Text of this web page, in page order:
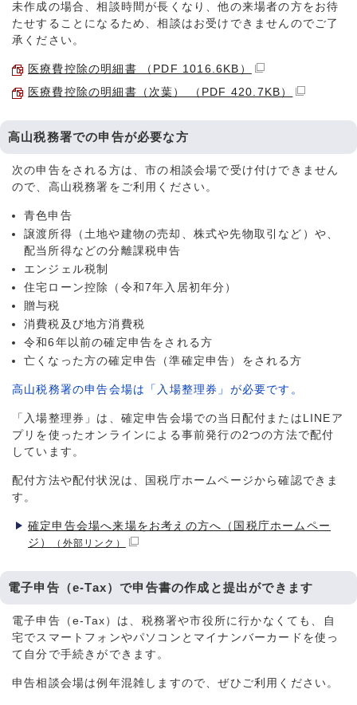
未作成の場合、相談時間が長くなり、他の来場者の方をお待
たせすることになるため、相談はお受けできませんのでご了
承ください。
医療費控除の明細書 （PDF 1016.6KB）
医療費控除の明細書（次葉） （PDF 420.7KB）
高山税務署での申告が必要な方
次の申告をされる方は、市の相談会場で受け付けできません
ので、高山税務署をご利用ください。
青色申告
譲渡所得（土地や建物の売却、株式や先物取引など）や、
配当所得などの分離課税申告
エンジェル税制
住宅ローン控除（令和7年入居初年分）
贈与税
消費税及び地方消費税
令和6年以前の確定申告をされる方
亡くなった方の確定申告（準確定申告）をされる方
高山税務署の申告会場は「入場整理券」が必要です。
「入場整理券」は、確定申告会場での当日配付またはLINEア
プリを使ったオンラインによる事前発行の2つの方法で配付
しています。
配付方法や配付状況は、国税庁ホームページから確認できま
す。
確定申告会場へ来場をお考えの方へ（国税庁ホームペー
ジ）
（外部リンク）
電子申告（e-Tax）で申告書の作成と提出ができます
電子申告（e-Tax）は、税務署や市役所に行かなくても、自
宅でスマートフォンやパソコンとマイナンバーカードを使っ
て自分で手続きができます。
申告相談会場は例年混雑しますので、ぜひご利用ください。